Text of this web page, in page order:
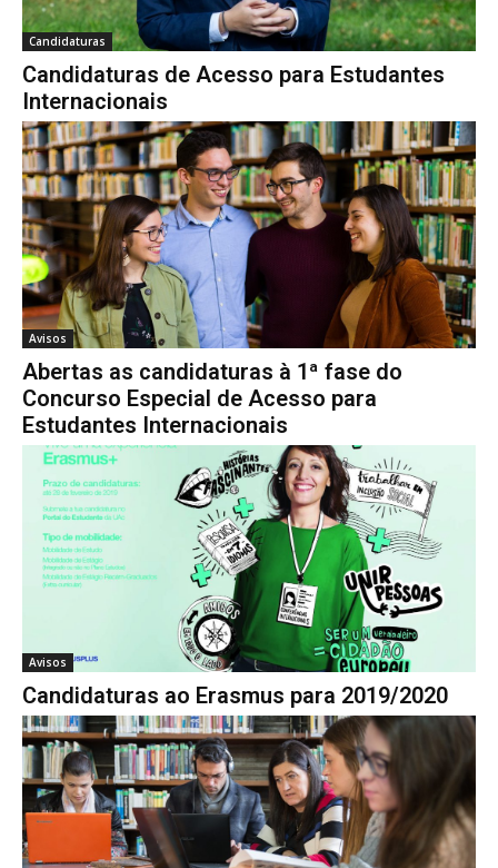
Candidaturas
Candidaturas de Acesso para Estudantes
Internacionais
Avisos
Abertas as candidaturas à 1ª fase do
Concurso Especial de Acesso para
Estudantes Internacionais
Avisos
Candidaturas ao Erasmus para 2019/2020